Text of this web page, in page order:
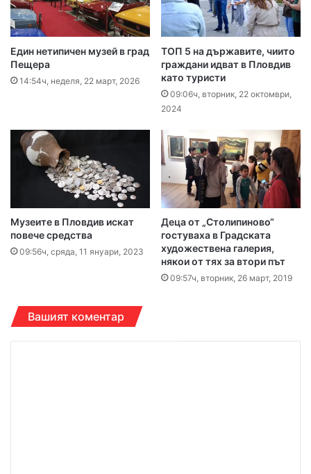
Един нетипичен музей в град
Пещера
14:54ч, неделя, 22 март, 2026
ТОП 5 на държавите, чиито
граждани идват в Пловдив
като туристи
09:06ч, вторник, 22 октомври,
2024
Музеите в Пловдив искат
повече средства
09:56ч, сряда, 11 януари, 2023
Деца от „Столипиново“
гостуваха в Градската
художествена галерия,
някои от тях за втори път
09:57ч, вторник, 26 март, 2019
Вашият коментар